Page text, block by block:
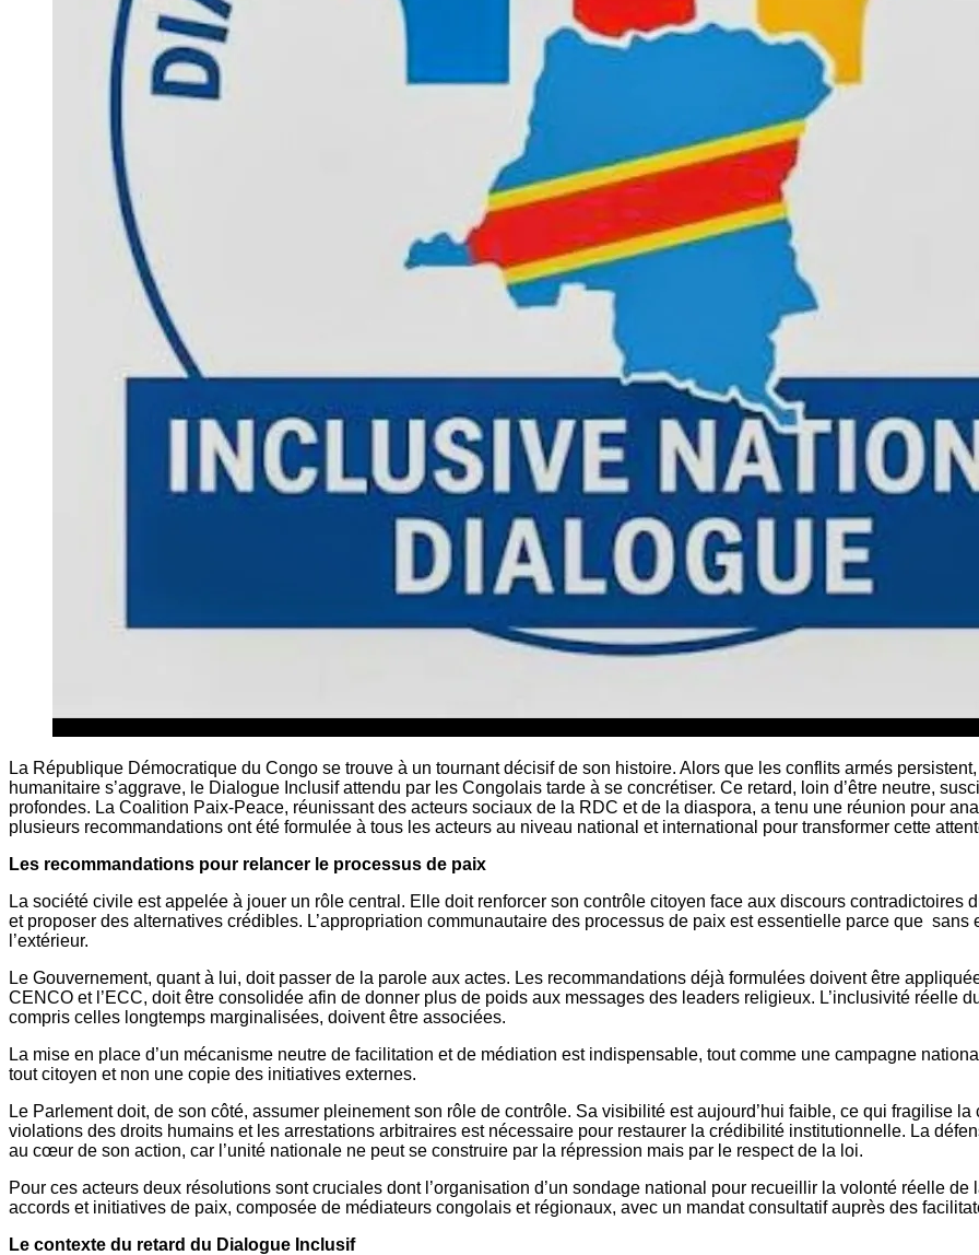
La République Démocratique du Congo se trouve à un tournant décisif de son histoire. Alors que les conflits armés
humanitaire s’aggrave, le Dialogue Inclusif attendu par les Congolais tarde à se concrétiser. Ce retard, loin d’être neutre,
profondes. La Coalition Paix-Peace, réunissant des acteurs sociaux de la RDC et de la diaspora, a tenu une réunion pour
plusieurs recommandations ont été formulée à tous les acteurs au niveau national et international pour transformer cette
Les recommandations pour relancer le processus de paix
La société civile est appelée à jouer un rôle central. Elle doit renforcer son contrôle citoyen face aux discours contradictoires
et proposer des alternatives crédibles. L’appropriation communautaire des processus de paix est essentielle parce que
l’extérieur.
Le Gouvernement, quant à lui, doit passer de la parole aux actes. Les recommandations déjà formulées doivent être
CENCO et l’ECC, doit être consolidée afin de donner plus de poids aux messages des leaders religieux. L’inclusivité réelle
compris celles longtemps marginalisées, doivent être associées.
La mise en place d’un mécanisme neutre de facilitation et de médiation est indispensable, tout comme une campagne
tout citoyen et non une copie des initiatives externes.
Le Parlement doit, de son côté, assumer pleinement son rôle de contrôle. Sa visibilité est aujourd’hui faible, ce qui fragilise
violations des droits humains et les arrestations arbitraires est nécessaire pour restaurer la crédibilité institutionnelle. La
au cœur de son action, car l’unité nationale ne peut se construire par la répression mais par le respect de la loi.
Pour ces acteurs deux résolutions sont cruciales dont l’organisation d’un sondage national pour recueillir la volonté réelle
accords et initiatives de paix, composée de médiateurs congolais et régionaux, avec un mandat consultatif auprès des
Le contexte du retard du Dialogue Inclusif